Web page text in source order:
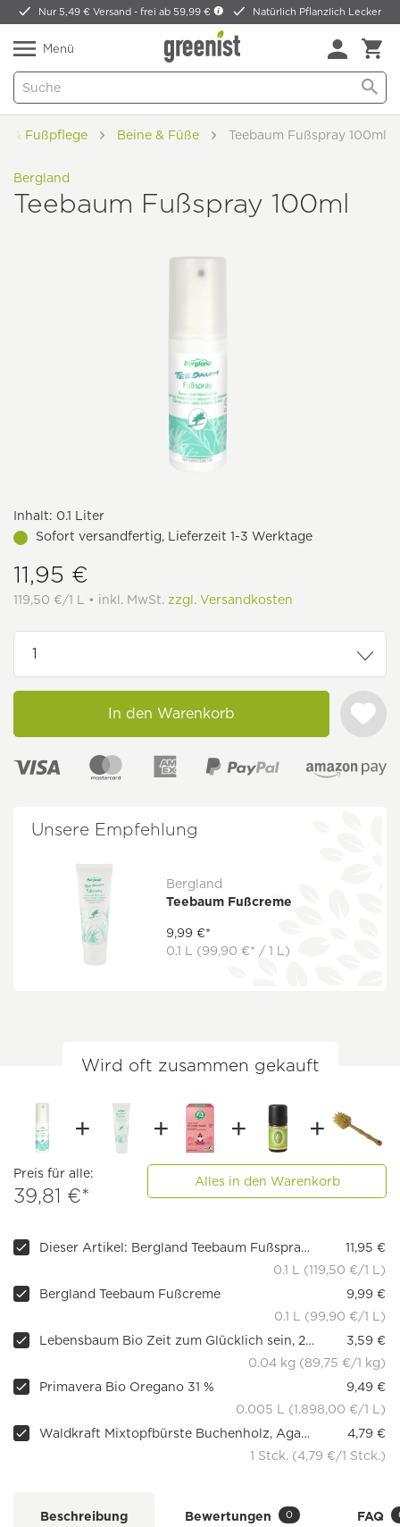
Nur 5,49 € Versand -frei ab 59,99 € Natürlich Pflanzlich Lecker
Menü
& Fußpflege Beine & Füße Teebaum Fußspray 100ml
Bergland
Teebaum Fußspray 100ml
Inhalt: 0.1 Liter
Sofort versandfertig, Lieferzeit 1-3 Werktage
11,95 €
119,50 €/1 L • inkl. MwSt. zzgl. Versandkosten
In den Warenkorb
Unsere Empfehlung
Bergland
Teebaum Fußcreme
9,99 €*
0.1 L (99,90 €* / 1 L)
Wird oft zusammen gekauft
Preis für alle:
39,81 €*
Alles in den Warenkorb
Dieser Artikel: Bergland Teebaum Fußspray 100ml
11,95 €
0.1 L (119,50 €/1 L)
Bergland Teebaum Fußcreme
9,99 €
0.1 L (99,90 €/1 L)
Lebensbaum Bio Zeit zum Glücklich sein, 20 Teebeutel
3,59 €
0.04 kg (89,75 €/1 kg)
Primavera Bio Oregano 31 %
9,49 €
0.005 L (1.898,00 €/1 L)
Waldkraft Mixtopfbürste Buchenholz, Agavenborste
4,79 €
1 Stck. (4,79 €/1 Stck.)
Beschreibung Bewertungen 0 FAQ